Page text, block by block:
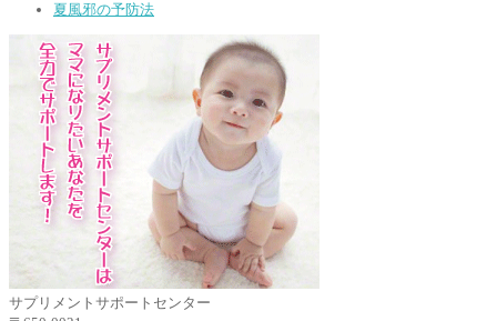
夏風邪の予防法
サプリメントサポートセンター